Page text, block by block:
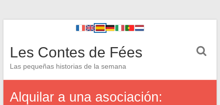
Les Contes de Fées
Las pequeñas historias de la semana
Alquilar a una asociación: